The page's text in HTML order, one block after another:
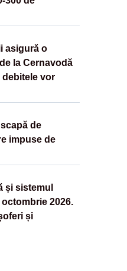
asigură o
la Cernavodă
debitele vor
de
impuse de
și sistemul
2026.
și